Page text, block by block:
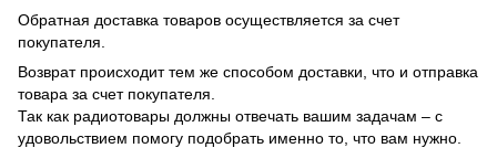
Обратная доставка товаров осуществляется за счет
покупателя.
Возврат происходит тем же способом доставки, что и отправка
товара за счет покупателя.
Так как радиотовары должны отвечать вашим задачам – с
удовольствием помогу подобрать именно то, что вам нужно.